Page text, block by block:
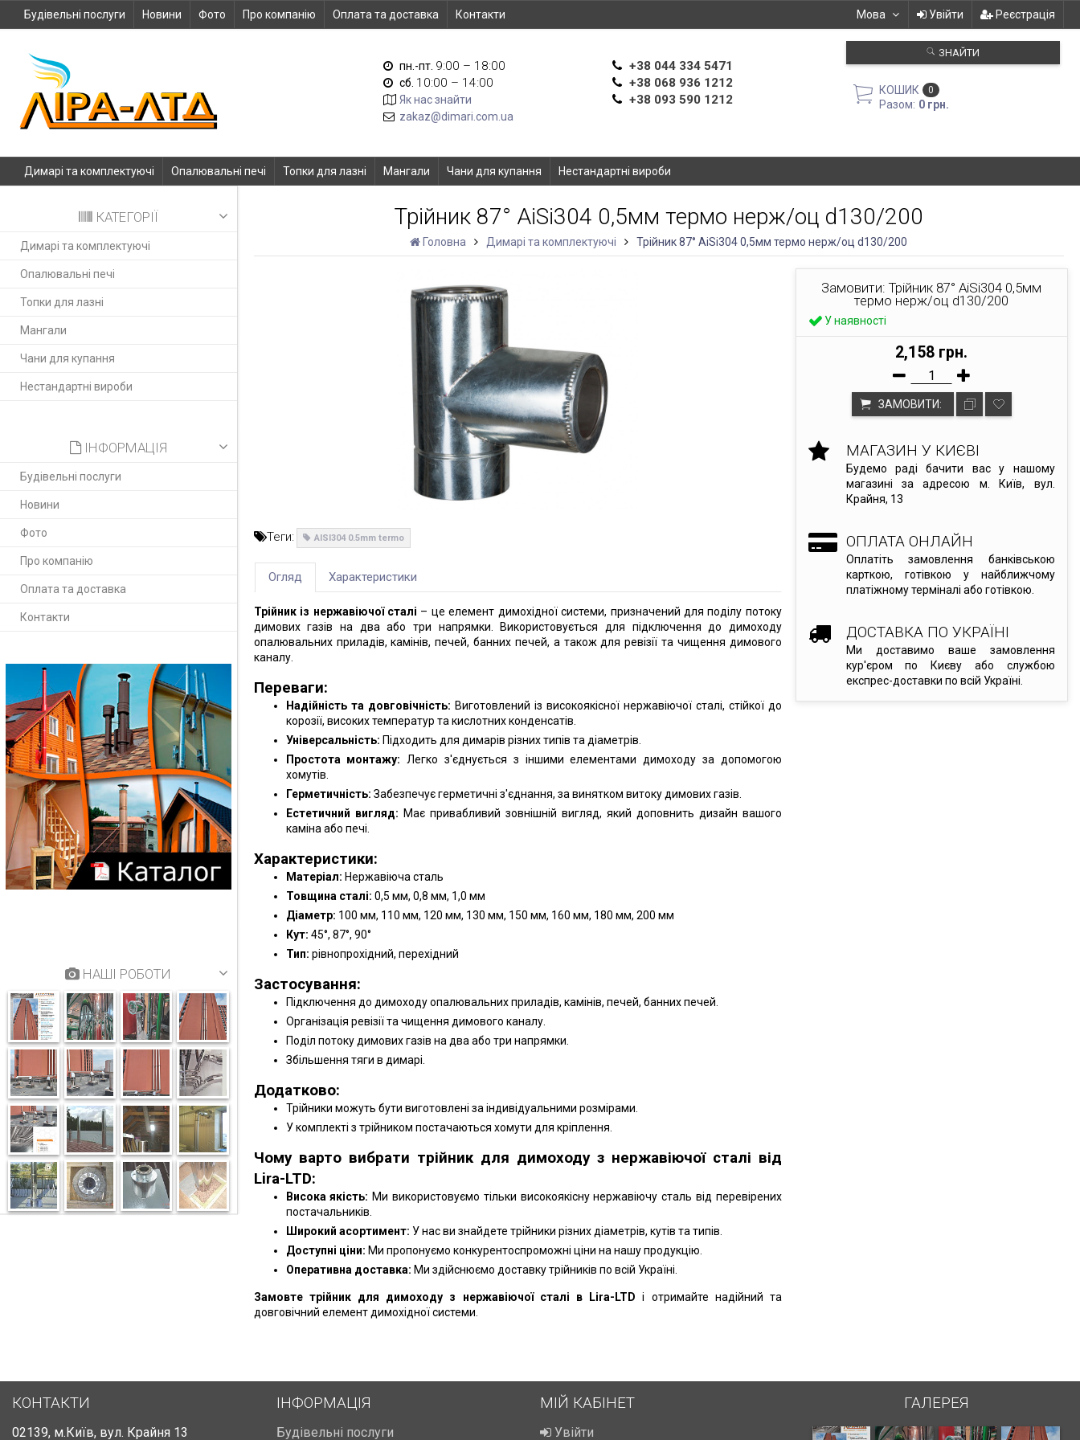
Будівельні послуги Новини Фото Про компанію Оплата та доставка Контакти Мова Увійти Реєстрація
пн.-пт. 9:00 – 18:00
сб. 10:00 – 14:00
Як нас знайти
zakaz@dimari.com.ua
+38 044 334 5471
+38 068 936 1212
+38 093 590 1212
ЗНАЙТИ
КОШИК 0
Разом: 0 грн.
Димарі та комплектуючі Опалювальні печі Топки для лазні Мангали Чани для купання Нестандартні вироби
КАТЕГОРІЇ
Димарі та комплектуючі
Опалювальні печі
Топки для лазні
Мангали
Чани для купання
Нестандартні вироби
ІНФОРМАЦІЯ
Будівельні послуги
Новини
Фото
Про компанію
Оплата та доставка
Контакти
НАШІ РОБОТИ
Трійник 87° AiSi304 0,5мм термо нерж/оц d130/200
Головна Димарі та комплектуючі Трійник 87° AiSi304 0,5мм термо нерж/оц d130/200
Замовити: Трійник 87° AiSi304 0,5мм
термо нерж/оц d130/200
У наявності
2,158 грн.
ЗАМОВИТИ:
МАГАЗИН У КИЄВІ
Будемо раді бачити вас у нашому
магазині за адресою м. Київ, вул.
Крайня, 13
ОПЛАТА ОНЛАЙН
Оплатіть замовлення банківською
карткою, готівкою у найближчому
платіжному терміналі або готівкою.
ДОСТАВКА ПО УКРАЇНІ
Ми доставимо ваше замовлення
кур'єром по Києву або службою
експрес-доставки по всій Україні.
Теги: AISI304 0.5mm termo
Огляд Характеристики
Трійник із нержавіючої сталі – це елемент димохідної системи, призначений для поділу потоку
димових газів на два або три напрямки. Використовується для підключення до димоходу
опалювальних приладів, камінів, печей, банних печей, а також для ревізії та чищення димового
каналу.
Переваги:
Надійність та довговічність: Виготовлений із високоякісної нержавіючої сталі, стійкої до
корозії, високих температур та кислотних конденсатів.
Універсальність: Підходить для димарів різних типів та діаметрів.
Простота монтажу: Легко з'єднується з іншими елементами димоходу за допомогою
хомутів.
Герметичність: Забезпечує герметичні з'єднання, за винятком витоку димових газів.
Естетичний вигляд: Має привабливий зовнішній вигляд, який доповнить дизайн вашого
каміна або печі.
Характеристики:
Матеріал: Нержавіюча сталь
Товщина сталі: 0,5 мм, 0,8 мм, 1,0 мм
Діаметр: 100 мм, 110 мм, 120 мм, 130 мм, 150 мм, 160 мм, 180 мм, 200 мм
Кут: 45°, 87°, 90°
Тип: рівнопрохідний, перехідний
Застосування:
Підключення до димоходу опалювальних приладів, камінів, печей, банних печей.
Організація ревізії та чищення димового каналу.
Поділ потоку димових газів на два або три напрямки.
Збільшення тяги в димарі.
Додатково:
Трійники можуть бути виготовлені за індивідуальними розмірами.
У комплекті з трійником постачаються хомути для кріплення.
Чому варто вибрати трійник для димоходу з нержавіючої сталі від
Lira-LTD:
Висока якість: Ми використовуємо тільки високоякісну нержавіючу сталь від перевірених
постачальників.
Широкий асортимент: У нас ви знайдете трійники різних діаметрів, кутів та типів.
Доступні ціни: Ми пропонуємо конкурентоспроможні ціни на нашу продукцію.
Оперативна доставка: Ми здійснюємо доставку трійників по всій Україні.
Замовте трійник для димоходу з нержавіючої сталі в Lira-LTDі отримайте надійний та
довговічний елемент димохідної системи.
КОНТАКТИ
02139, м.Київ, вул. Крайня 13
ІНФОРМАЦІЯ
Будівельні послуги
МІЙ КАБІНЕТ
Увійти
ГАЛЕРЕЯ